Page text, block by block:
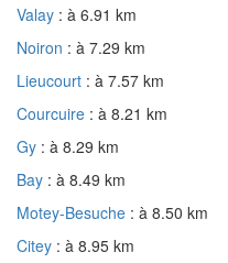
Valay : à 6.91 km
Noiron : à 7.29 km
Lieucourt : à 7.57 km
Courcuire : à 8.21 km
Gy : à 8.29 km
Bay : à 8.49 km
Motey-Besuche : à 8.50 km
Citey : à 8.95 km